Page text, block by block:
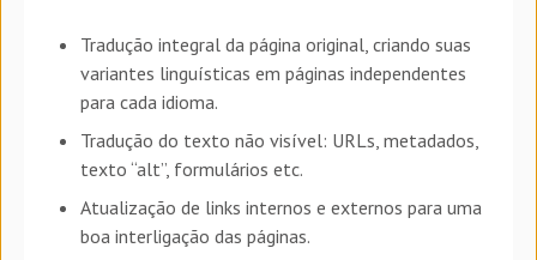
Tradução integral da página original, criando suas
variantes linguísticas em páginas independentes
para cada idioma.
Tradução do texto não visível: URLs, metadados,
texto “alt”, formulários etc.
Atualização de links internos e externos para uma
boa interligação das páginas.